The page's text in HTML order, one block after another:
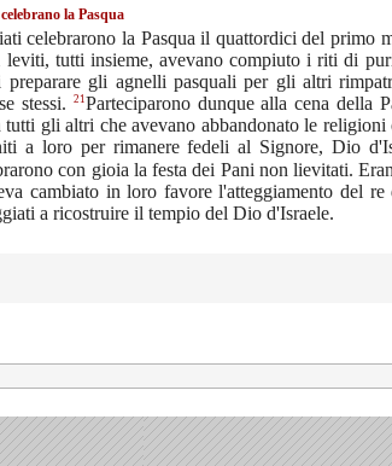
la Pasqua
celebrarono la Pasqua il quattordici del primo
leviti, tutti insieme, avevano compiuto i riti di
preparare gli agnelli pasquali per gli altri
stessi.
21 Parteciparono dunque alla cena della
tutti gli altri che avevano abbandonato le
a loro per rimanere fedeli al Signore, Dio
con gioia la festa dei Pani non lievitati.
cambiato in loro favore l'atteggiamento del
a ricostruire il tempio del Dio d'Israele.